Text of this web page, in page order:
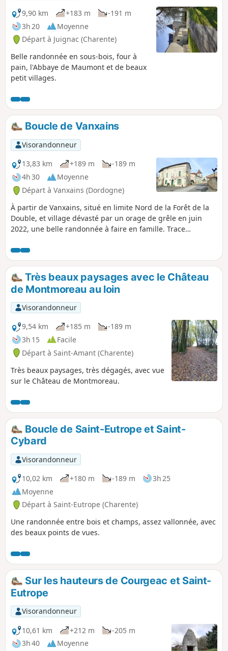
9,90 km
+183 m
-191 m
3h 20
Moyenne
Départ à Juignac (Charente)
Belle randonnée en sous-bois, four à
pain, l'Abbaye de Maumont et de beaux
petit villages.
Boucle de Vanxains
Visorandonneur
13,83 km
+189 m
-189 m
4h 30
Moyenne
Départ à Vanxains (Dordogne)
À partir de Vanxains, situé en limite Nord de la Forêt de la
Double, et village dévasté par un orage de grêle en juin
2022, une belle randonnée à faire en famille. Trace
circuit permet de découvrir des hameaux, des lavoirs, des
fermes, des étangs. On chemine dans un secteur très
calme, sur de petites routes, des pistes forestières et de
jolis chemins du Périgord.
Très beaux paysages avec le Château
de Montmoreau au loin
Visorandonneur
9,54 km
+185 m
-189 m
3h 15
Facile
Départ à Saint-Amant (Charente)
Très beaux paysages, très dégagés, avec vue
sur le Château de Montmoreau.
Boucle de Saint-Eutrope et Saint-
Cybard
Visorandonneur
10,02 km
+180 m -189 m
3h 25
Moyenne
Départ à Saint-Eutrope (Charente)
Une randonnée entre bois et champs, assez vallonnée, avec
des beaux points de vues.
Sur les hauteurs de Courgeac et Saint-
Eutrope
Visorandonneur
10,61 km
+212 m
-205 m
3h 40
Moyenne